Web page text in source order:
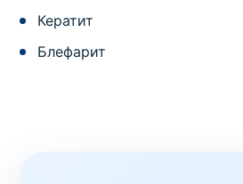
Кератит
Блефарит